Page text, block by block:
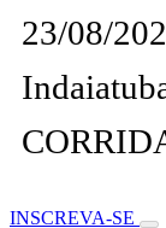
23/08/
INSCREVA-SE